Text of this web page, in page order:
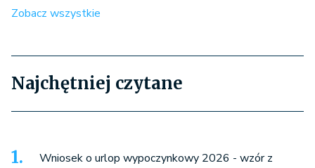
Zobacz wszystkie
Najchętniej czytane
Wniosek o urlop wypoczynkowy 2026 - wzór z